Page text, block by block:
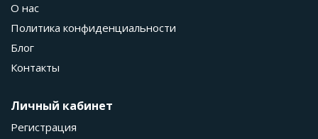
О нас
Политика конфиденциальности
Блог
Контакты
Личный кабинет
Регистрация